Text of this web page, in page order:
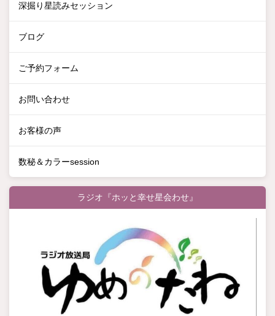
深掘り星読みセッション
ブログ
ご予約フォーム
お問い合わせ
お客様の声
数秘＆カラーsession
ラジオ『ホッと幸せ星会わせ』